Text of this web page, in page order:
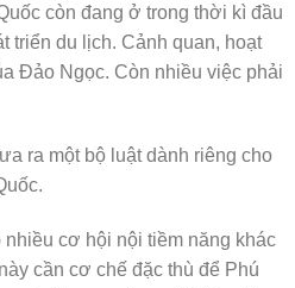
còn đang ở trong thời kì đầu
triển du lịch. Cảnh quan, hoạt
Đảo Ngọc. Còn nhiều việc phải
ra một bộ luật dành riêng cho
cơ hội nội tiềm năng khác
cần cơ chế đặc thù để Phú